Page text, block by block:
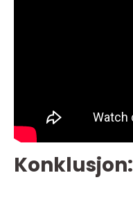
Konklusjon: